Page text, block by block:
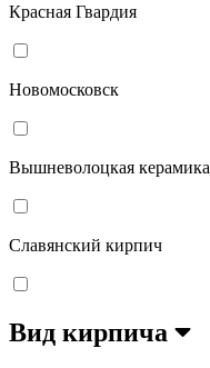
Красная Гвардия
Новомосковск
Вышневолоцкая керамика
Славянский кирпич
Вид кирпича